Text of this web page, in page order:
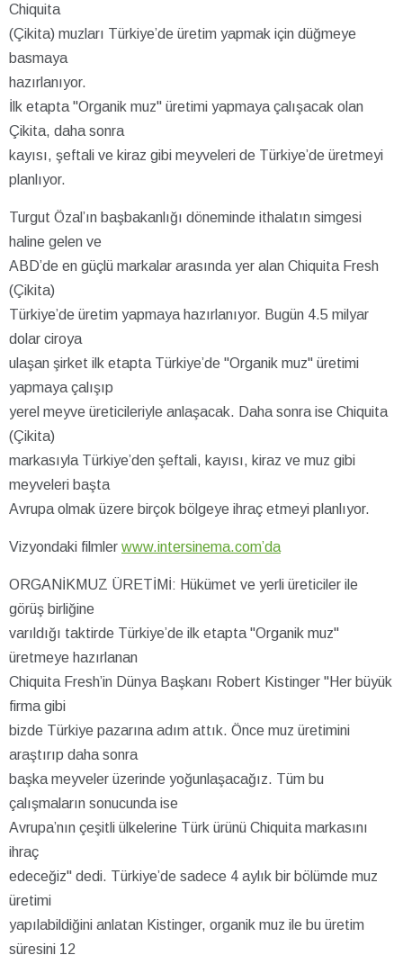
Chiquita
(Çikita) muzları Türkiye’de üretim yapmak için düğmeye
basmaya
hazırlanıyor.
İlk etapta "Organik muz" üretimi yapmaya çalışacak olan
Çikita, daha sonra
kayısı, şeftali ve kiraz gibi meyveleri de Türkiye’de üretmeyi
planlıyor.
Turgut Özal’ın başbakanlığı döneminde ithalatın simgesi
haline gelen ve
ABD’de en güçlü markalar arasında yer alan Chiquita Fresh
(Çikita)
Türkiye’de üretim yapmaya hazırlanıyor. Bugün 4.5 milyar
dolar ciroya
ulaşan şirket ilk etapta Türkiye’de "Organik muz" üretimi
yapmaya çalışıp
yerel meyve üreticileriyle anlaşacak. Daha sonra ise Chiquita
(Çikita)
markasıyla Türkiye’den şeftali, kayısı, kiraz ve muz gibi
meyveleri başta
Avrupa olmak üzere birçok bölgeye ihraç etmeyi planlıyor.
Vizyondaki filmler www.intersinema.com’da
ORGANİKMUZ ÜRETİMİ: Hükümet ve yerli üreticiler ile
görüş birliğine
varıldığı taktirde Türkiye’de ilk etapta "Organik muz"
üretmeye hazırlanan
Chiquita Fresh’in Dünya Başkanı Robert Kistinger "Her büyük
firma gibi
bizde Türkiye pazarına adım attık. Önce muz üretimini
araştırıp daha sonra
başka meyveler üzerinde yoğunlaşacağız. Tüm bu
çalışmaların sonucunda ise
Avrupa’nın çeşitli ülkelerine Türk ürünü Chiquita markasını
ihraç
edeceğiz" dedi. Türkiye’de sadece 4 aylık bir bölümde muz
üretimi
yapılabildiğini anlatan Kistinger, organik muz ile bu üretim
süresini 12